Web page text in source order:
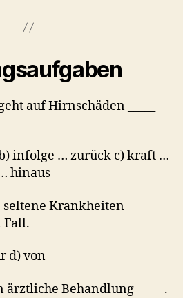
auf Hirnschäden _____
infolge … zurück c) kraft …
hinaus
seltene Krankheiten
Fall.
d) von
ärztliche Behandlung _____.